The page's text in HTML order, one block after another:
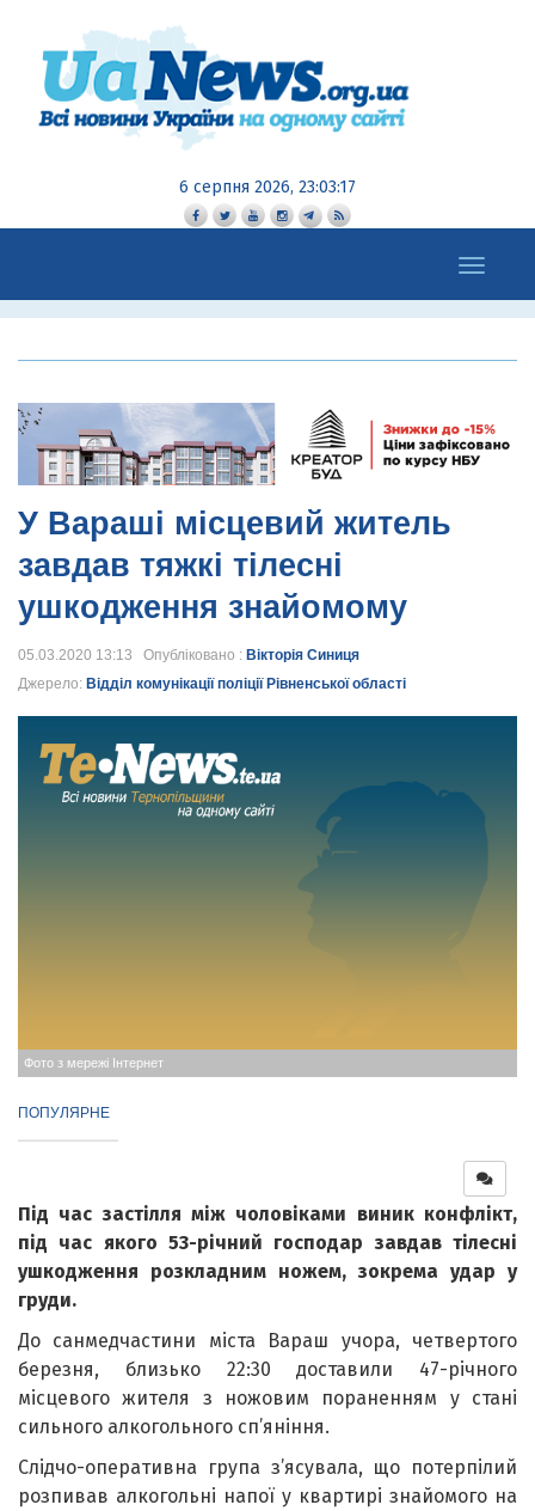
6 серпня 2026, 23:03:19
Toggle
navigation
У Вараші місцевий житель
завдав тяжкі тілесні
ушкодження знайомому
05.03.2020 13:13 Опубліковано : Вікторія Синиця
Джерело: Відділ комунікації поліції Рівненської області
Фото з мережі Інтернет
ПОПУЛЯРНЕ
Під час застілля між чоловіками виник конфлікт,
під час якого 53-річний господар завдав тілесні
ушкодження розкладним ножем, зокрема удар у
груди.
До санмедчастини міста Вараш учора, четвертого
березня, близько 22:30 доставили 47-річного
місцевого жителя з ножовим пораненням у стані
сильного алкогольного сп’яніння.
Слідчо-оперативна група з’ясувала, що потерпілий
розпивав алкогольні напої у квартирі знайомого на